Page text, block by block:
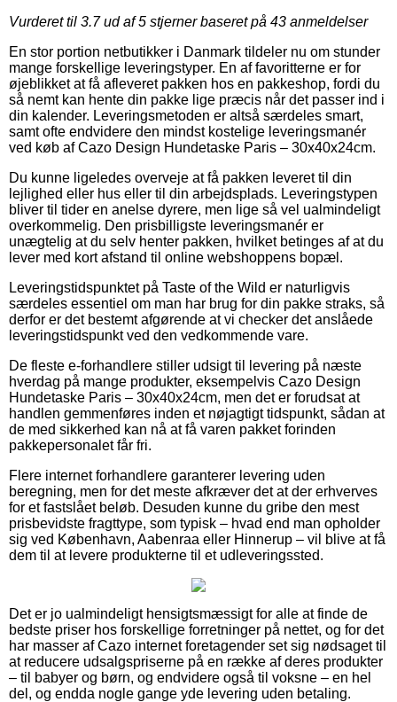
Vurderet til 3.7ud af 5 stjerner baseret på 43 anmeldelser
En stor portion netbutikker i Danmark tildeler nu om stunder
mange forskellige leveringstyper. En af favoritterne er for
øjeblikket at få afleveret pakken hos en pakkeshop, fordi du
så nemt kan hente din pakke lige præcis når det passer ind i
din kalender. Leveringsmetoden er altså særdeles smart,
samt ofte endvidere den mindst kostelige leveringsmanér
ved køb af Cazo Design Hundetaske Paris – 30x40x24cm.
Du kunne ligeledes overveje at få pakken leveret til din
lejlighed eller hus eller til din arbejdsplads. Leveringstypen
bliver til tider en anelse dyrere, men lige så vel ualmindeligt
overkommelig. Den prisbilligste leveringsmanér er
unægtelig at du selv henter pakken, hvilket betinges af at du
lever med kort afstand til online webshoppens bopæl.
Leveringstidspunktet på Taste of the Wild er naturligvis
særdeles essentiel om man har brug for din pakke straks, så
derfor er det bestemt afgørende at vi checker det anslåede
leveringstidspunkt ved den vedkommende vare.
De fleste e-forhandlere stiller udsigt til levering på næste
hverdag på mange produkter, eksempelvis Cazo Design
Hundetaske Paris – 30x40x24cm, men det er forudsat at
handlen gemmenføres inden et nøjagtigt tidspunkt, sådan at
de med sikkerhed kan nå at få varen pakket forinden
pakkepersonalet får fri.
Flere internet forhandlere garanterer levering uden
beregning, men for det meste afkræver det at der erhverves
for et fastslået beløb. Desuden kunne du gribe den mest
prisbevidste fragttype, som typisk – hvad end man opholder
sig ved København, Aabenraa eller Hinnerup – vil blive at få
dem til at levere produkterne til et udleveringssted.
Det er jo ualmindeligt hensigtsmæssigt for alle at finde de
bedste priser hos forskellige forretninger på nettet, og for det
har masser af Cazo internet foretagender set sig nødsaget til
at reducere udsalgspriserne på en række af deres produkter
– til babyer og børn, og endvidere også til voksne – en hel
del, og endda nogle gange yde levering uden betaling.